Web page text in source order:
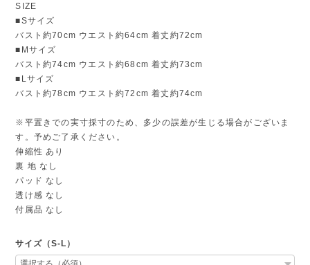
SIZE
■Sサイズ
バスト約70cm ウエスト約64cm 着丈約72cm
■Mサイズ
バスト約74cm ウエスト約68cm 着丈約73cm
■Lサイズ
バスト約78cm ウエスト約72cm 着丈約74cm
※平置きでの実寸採寸のため、多少の誤差が生じる場合がございま
す。予めご了承ください。
伸縮性 あり
裏 地 なし
パッド なし
透け感 なし
付属品 なし
サイズ（S-L）